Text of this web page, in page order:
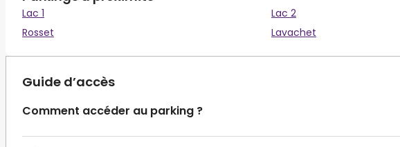
Lac 1
Lac 2
Rosset
Lavachet
Guide d’accès
Comment accéder au parking ?